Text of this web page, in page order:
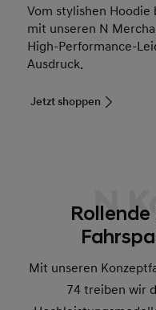
Vom stylishen Hoodie
mit unseren N
High-Performance-
Ausdruck.
Jetzt shoppen
N
Mit unseren
74 treiben wir